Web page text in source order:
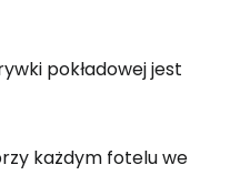
pokładowej jest
każdym fotelu we